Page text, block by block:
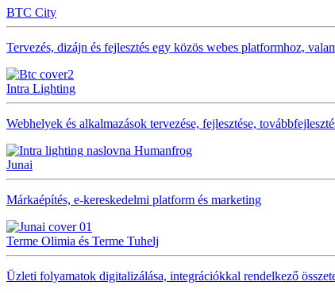
BTC City
Tervezés, dizájn és fejlesztés egy közös webes platformhoz,
Intra Lighting
Webhelyek és alkalmazások tervezése, fejlesztése,
Junai
Márkaépítés, e-kereskedelmi platform és marketing
Terme Olimia és Terme Tuhelj
Üzleti folyamatok digitalizálása, integrációkkal rendelkező